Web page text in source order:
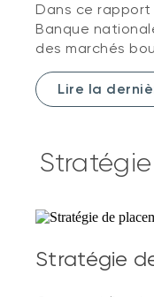
Dans ce
Banque
des marchés
Lire la
Stratégie